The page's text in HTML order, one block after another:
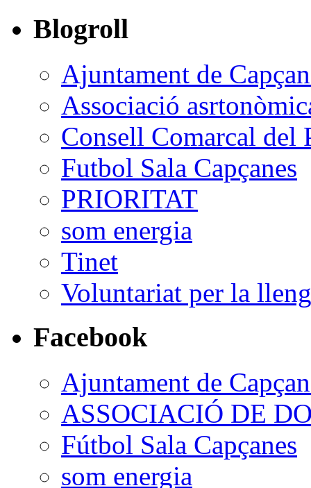
Blogroll
Ajuntament de
Associació
Consell Comarcal del
Futbol Sala Capçanes
PRIORITAT
som energia
Tinet
Voluntariat per la
Facebook
Ajuntament de
ASSOCIACIÓ DE
Fútbol Sala Capçanes
som energia